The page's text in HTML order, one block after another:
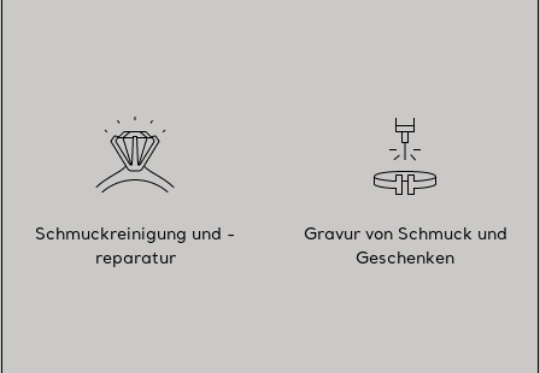
Schmuckreinigung und -
reparatur
Gravur von Schmuck und
Geschenken